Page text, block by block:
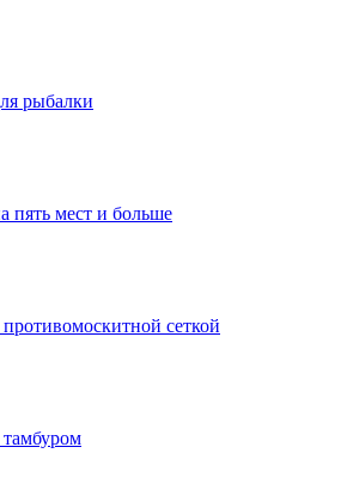
рыбалки
пять мест и больше
сеткой